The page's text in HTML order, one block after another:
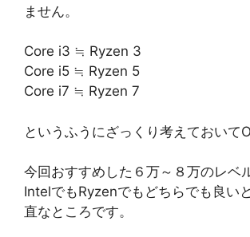
ません。
Core i3 ≒ Ryzen 3
Core i5 ≒ Ryzen 5
Core i7 ≒ Ryzen 7
というふうにざっくり考えておいて
今回おすすめした６万～８万のレベ
IntelでもRyzenでもどちらでも良い
直なところです。